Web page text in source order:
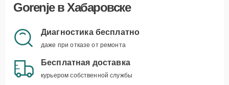
Gorenje в Хабаровске
Диагностика бесплатно
даже при отказе от ремонта
Бесплатная доставка
курьером собственной службы